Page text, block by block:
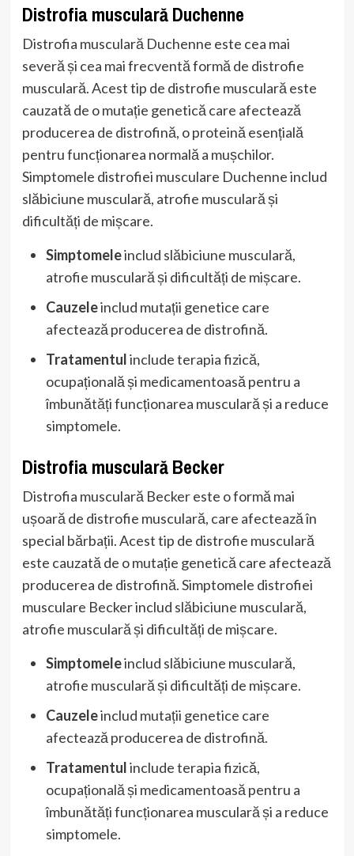
Distrofia musculară Duchenne
Distrofia musculară Duchenne este cea mai
severă și cea mai frecventă formă de distrofie
musculară. Acest tip de distrofie musculară este
cauzată de o mutație genetică care afectează
producerea de distrofină, o proteină esențială
pentru funcționarea normală a mușchilor.
Simptomele distrofiei musculare Duchenne includ
slăbiciune musculară, atrofie musculară și
dificultăți de mișcare.
Simptomeleinclud slăbiciune musculară,
atrofie musculară și dificultăți de mișcare.
Cauzeleinclud mutații genetice care
afectează producerea de distrofină.
Tratamentulinclude terapia fizică,
ocupațională și medicamentoasă pentru a
îmbunătăți funcționarea musculară și a reduce
simptomele.
Distrofia musculară Becker
Distrofia musculară Becker este o formă mai
ușoară de distrofie musculară, care afectează în
special bărbații. Acest tip de distrofie musculară
este cauzată de o mutație genetică care afectează
producerea de distrofină. Simptomele distrofiei
musculare Becker includ slăbiciune musculară,
atrofie musculară și dificultăți de mișcare.
Simptomeleinclud slăbiciune musculară,
atrofie musculară și dificultăți de mișcare.
Cauzeleinclud mutații genetice care
afectează producerea de distrofină.
Tratamentulinclude terapia fizică,
ocupațională și medicamentoasă pentru a
îmbunătăți funcționarea musculară și a reduce
simptomele.